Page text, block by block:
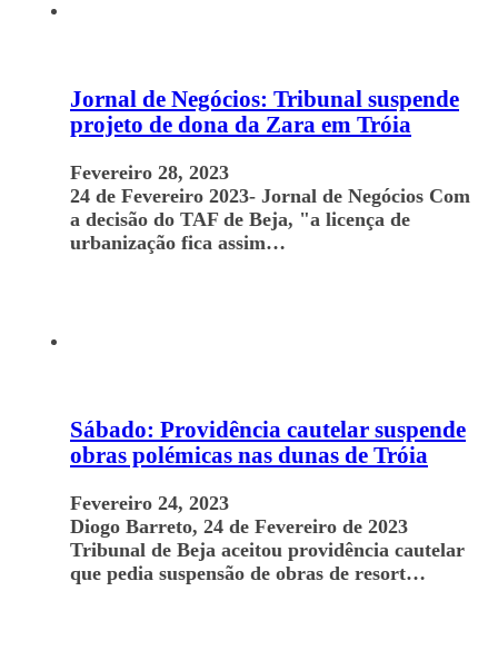
Jornal de Negócios: Tribunal suspende
projeto de dona da Zara em Tróia
Fevereiro 28, 2023
24 de Fevereiro 2023- Jornal de Negócios Com
a decisão do TAF de Beja, "a licença de
urbanização fica assim…
Sábado: Providência cautelar suspende
obras polémicas nas dunas de Tróia
Fevereiro 24, 2023
Diogo Barreto, 24 de Fevereiro de 2023
Tribunal de Beja aceitou providência cautelar
que pedia suspensão de obras de resort…